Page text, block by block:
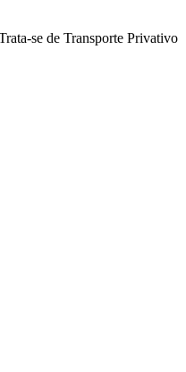
se de Transporte Privativo